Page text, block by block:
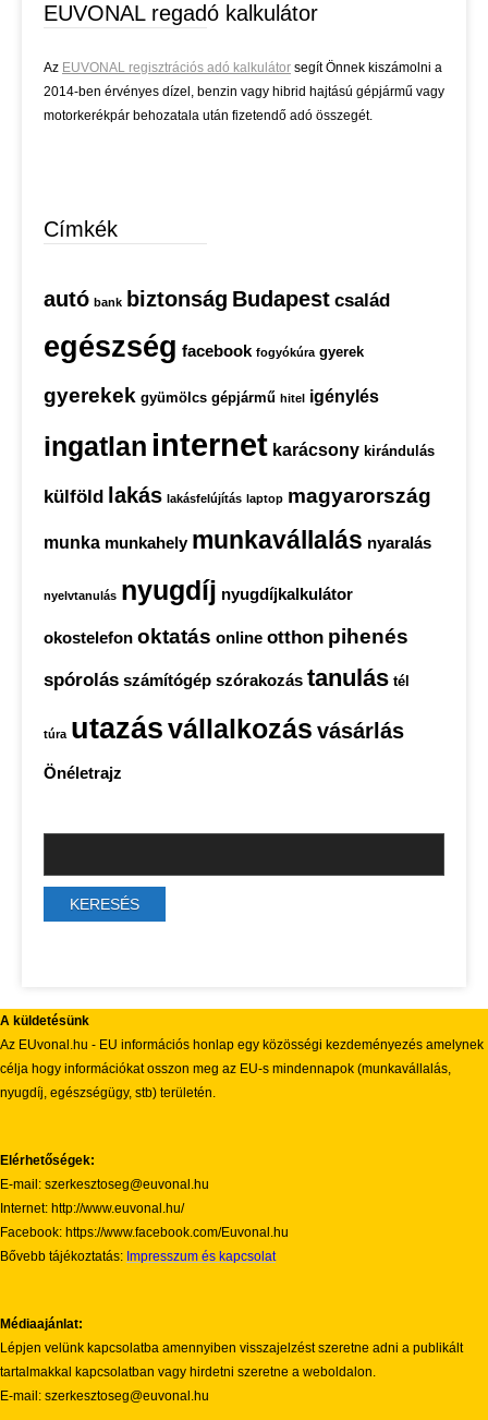
EUVONAL regadó kalkulátor
Az EUVONAL regisztrációs adó kalkulátor segít Önnek kiszámolni a
2014-ben érvényes dízel, benzin vagy hibrid hajtású gépjármű vagy
motorkerékpár behozatala után fizetendő adó összegét.
Címkék
autó bank biztonság Budapest család
egészség facebook fogyókúra gyerek
gyerekek gyümölcs gépjármű hitel igénylés
ingatlan internet karácsony kirándulás
külföld lakás lakásfelújítás laptop magyarország
munka munkahely munkavállalás nyaralás
nyelvtanulás nyugdíj nyugdíjkalkulátor
okostelefon oktatás online otthon pihenés
spórolás számítógép szórakozás tanulás tél
túra utazásvállalkozás vásárlás
Önéletrajz
A küldetésünk
Az EUvonal.hu - EU információs honlap egy közösségi kezdeményezés amelynek
célja hogy információkat osszon meg az EU-s mindennapok (munkavállalás,
nyugdíj, egészségügy, stb) területén.
Elérhetőségek:
E-mail: szerkesztoseg@euvonal.hu
Internet: http://www.euvonal.hu/
Facebook: https://www.facebook.com/Euvonal.hu
Bővebb tájékoztatás: Impresszum és kapcsolat
Médiaajánlat:
Lépjen velünk kapcsolatba amennyiben visszajelzést szeretne adni a publikált
tartalmakkal kapcsolatban vagy hirdetni szeretne a weboldalon.
E-mail: szerkesztoseg@euvonal.hu